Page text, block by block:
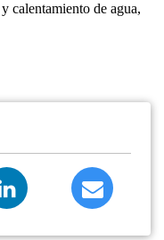
calentamiento de agua,